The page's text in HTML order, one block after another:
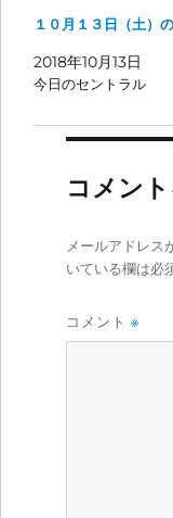
１０月１３日（土）
2018年10月13日
今日のセントラル
コメン
メールアドレス
いている欄は必
コメント ※